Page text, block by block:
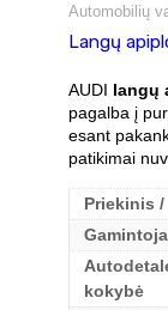
Automobilių
Langų
AUDI langų
pagalba į
esant
patikimai
Priekinis
kokybė